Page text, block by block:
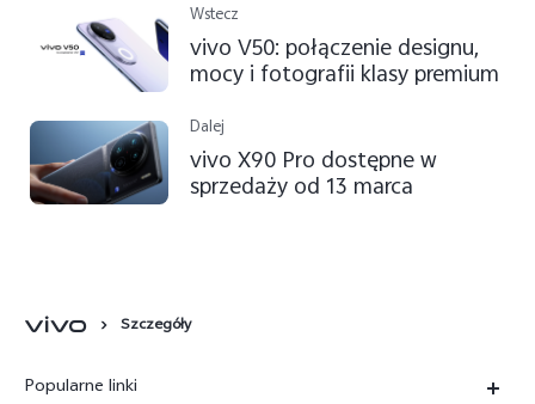
Wstecz
vivo V50: połączenie designu,
mocy i fotografii klasy premium
Dalej
vivo X90 Pro dostępne w
sprzedaży od 13 marca
Szczegóły
Popularne linki